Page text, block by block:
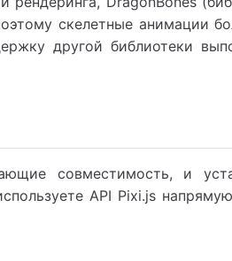
скелетные анимации
другой библиотеки
совместимость, и
API Pixi.js